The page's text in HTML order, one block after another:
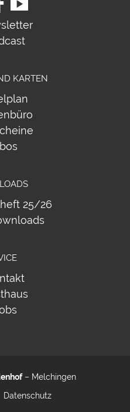
KARTEN
25/26
– Melchingen
Datenschutz